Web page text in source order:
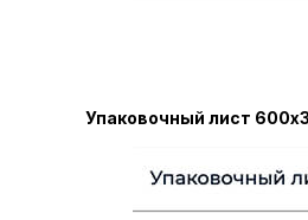
Упаковочный лист